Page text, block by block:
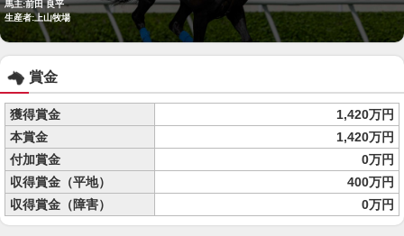
馬主:前田 良平
生産者:上山牧場
賞金
獲得賞金
1,420万円
本賞金
1,420万円
付加賞金
0万円
収得賞金（平地）
400万円
収得賞金（障害）
0万円